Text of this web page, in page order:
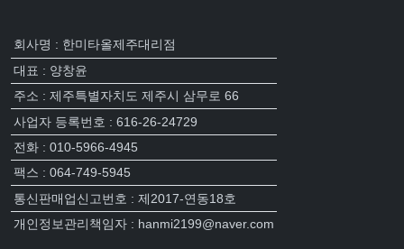
회사명 : 한미타올제주대리점
대표 : 양창윤
주소 : 제주특별자치도 제주시 삼무로 66
사업자 등록번호 : 616-26-24729
전화 : 010-5966-4945
팩스 : 064-749-5945
통신판매업신고번호 : 제2017-연동18호
개인정보관리책임자 : hanmi2199@naver.com